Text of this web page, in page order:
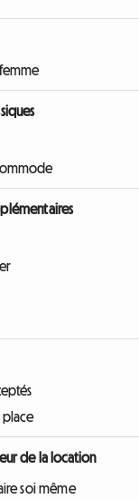
place
de la location
soi même